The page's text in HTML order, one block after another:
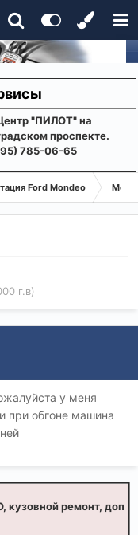
"ПИЛОТ" на
проспекте.
785-06-65
Ford Mondeo
г.в)
у меня
при обгоне машина
кузовной ремонт, доп